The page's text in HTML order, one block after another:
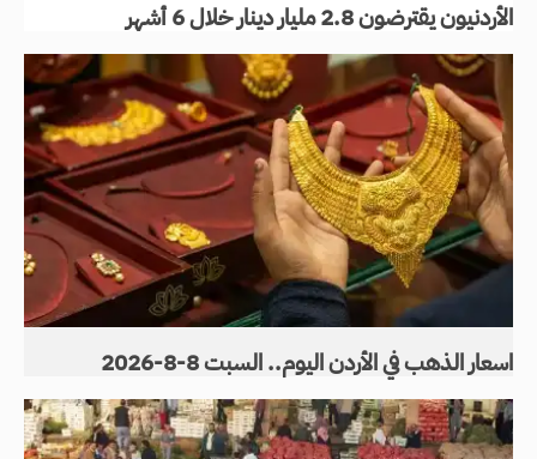
الأردنيون يقترضون 2.8 مليار دينار خلال 6 أشهر
اسعار الذهب في الأردن اليوم.. السبت 8-8-2026